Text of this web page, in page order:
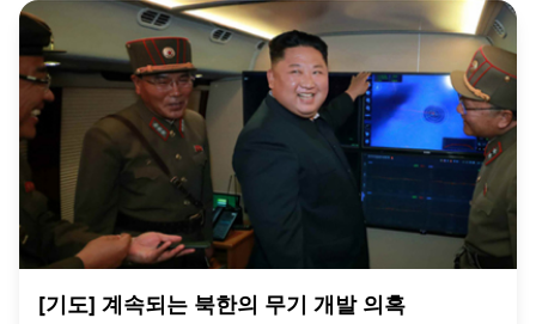
[기도] 계속되는 북한의 무기 개발 의혹